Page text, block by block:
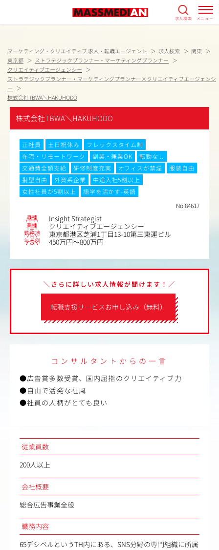
求人検索 メニュー
マーケティング・クリエイティブ 求人・転職エージェント 求人検索
関東
東京都
ストラテジックプランナー・マーケティングプランナー
クリエイティブエージェンシー
ストラテジックプランナー・マーケティングプランナー×クリエイティブエージェンシ
ー
株式会社TBWA＼HAKUHODO
株式会社TBWA＼HAKUHODO
正社員 土日祝休み
フレックスタイム制
在宅・リモートワーク
副業・兼業OK
転勤なし
交通費全額支給
研修制度充実 オフィスが禁煙
服装自由
髪型自由
外資系企業
中途入社5割以上
女性社員が5割以上
語学を活かす-英語
No.84617
職種 Insight Strategist
業種 クリエイティブエージェンシー
勤務地 東京都港区芝浦1丁目13-10第三東運ビル
年収例 450万円～800万円
転職支援サービスお申し込み（無料）
＼さらに詳しい求人情報が聞けます！／
コンサルタントからの一言
●広告賞多数受賞、国内屈指のクリエイティブ力
●自由で活発な社風
●社員の人柄がとても良い
従業員数
200人以上
会社概要
総合広告事業全般
職務内容
65デシベルというTH内にある、SNS分野の専門組織に所属